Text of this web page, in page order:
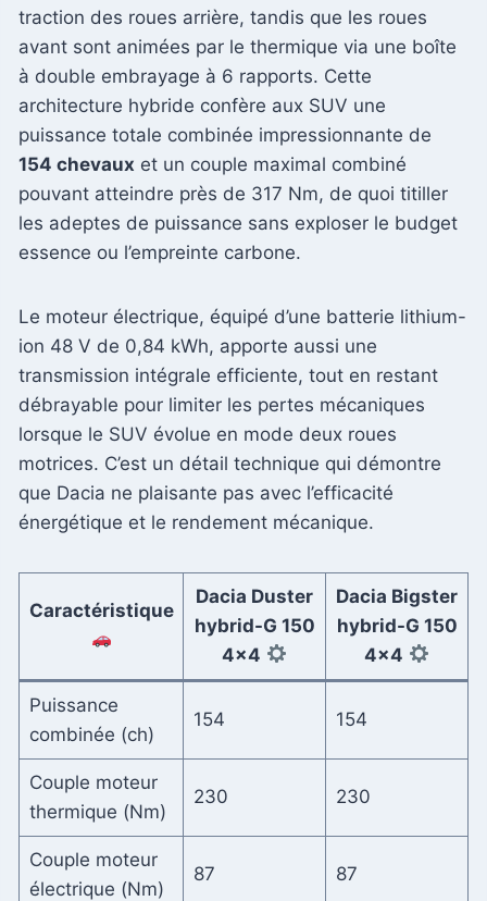
traction des roues arrière, tandis que les roues
avant sont animées par le thermique via une boîte
à double embrayage à 6 rapports. Cette
architecture hybride confère aux SUV une
puissance totale combinée impressionnante de
154 chevaux et un couple maximal combiné
pouvant atteindre près de 317 Nm, de quoi titiller
les adeptes de puissance sans exploser le budget
essence ou l’empreinte carbone.
Le moteur électrique, équipé d’une batterie lithium-
ion 48 V de 0,84 kWh, apporte aussi une
transmission intégrale efficiente, tout en restant
débrayable pour limiter les pertes mécaniques
lorsque le SUV évolue en mode deux roues
motrices. C’est un détail technique qui démontre
que Dacia ne plaisante pas avec l’efficacité
énergétique et le rendement mécanique.
Caractéristique
Dacia Duster
hybrid-G 150
4×4
Dacia Bigster
hybrid-G 150
4×4
Puissance
combinée (ch)
154 154
Couple moteur
thermique (Nm)
230 230
Couple moteur
électrique (Nm)
87 87